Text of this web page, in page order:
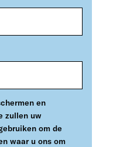
en
zullen uw
om de
waar u ons om